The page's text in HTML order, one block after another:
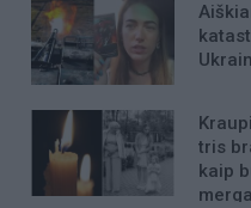
tris
kaip